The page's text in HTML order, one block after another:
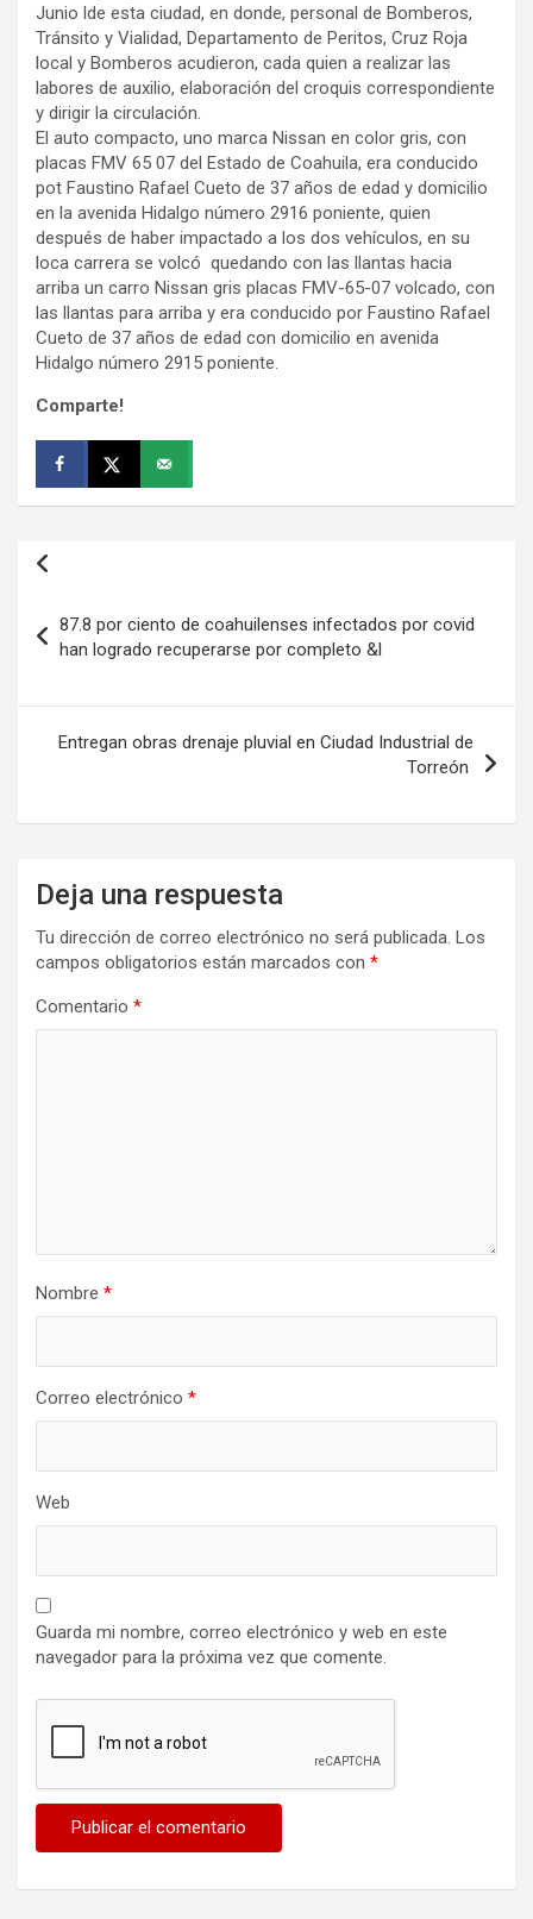
Junio lde esta ciudad, en donde, personal de Bomberos,
Tránsito y Vialidad, Departamento de Peritos, Cruz Roja
local y Bomberos acudieron, cada quien a realizar las
labores de auxilio, elaboración del croquis correspondiente
y dirigir la circulación.
El auto compacto, uno marca Nissan en color gris, con
placas FMV 65 07 del Estado de Coahuila, era conducido
pot Faustino Rafael Cueto de 37 años de edad y domicilio
en la avenida Hidalgo número 2916 poniente, quien
después de haber impactado a los dos vehículos, en su
loca carrera se volcó quedando con las llantas hacia
arriba un carro Nissan gris placas FMV-65-07 volcado, con
las llantas para arriba y era conducido por Faustino Rafael
Cueto de 37 años de edad con domicilio en avenida
Hidalgo número 2915 poniente.
Comparte!
Navegación
entradas
87.8 por ciento de coahuilenses infectados por covid
han logrado recuperarse por completo &l
Entregan obras drenaje pluvial en Ciudad Industrial de
Torreón
Deja una respuesta
Tu dirección de correo electrónico no será publicada. Los
campos obligatorios están marcados con *
Comentario *
Nombre *
Correo electrónico *
Web
Guarda mi nombre, correo electrónico y web en este
navegador para la próxima vez que comente.